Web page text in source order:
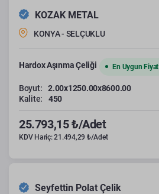
KOZAK METAL
KONYA - SELÇUKLU
Hardox Aşınma Çeliği En Uygun Fiyat
Boyut:
2.00x1250.00x8600.00
Kalite:
450
25.793,15 ₺/Adet
KDV Hariç: 21.494,29 ₺/Adet
Seyfettin Polat Çelik